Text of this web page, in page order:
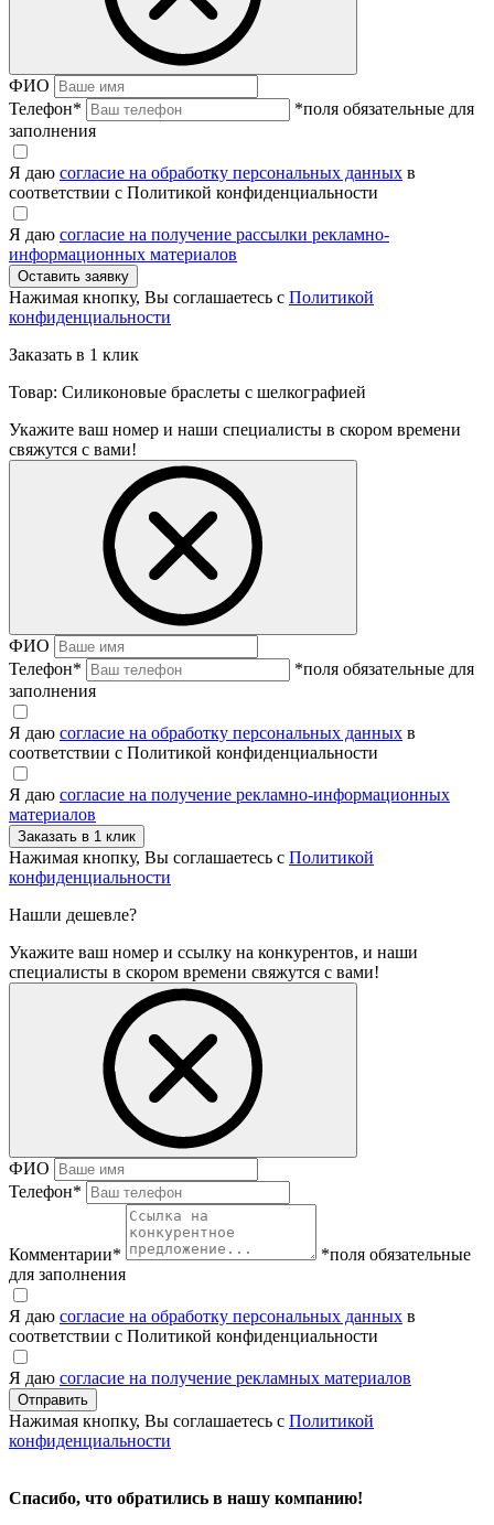
ФИО
Телефон*
*поля обязательные для
заполнения
Я даю согласие на обработку персональных данных в
соответствии с Политикой конфиденциальности
Я даю согласие на получение рассылки рекламно-
информационных материалов
Нажимая кнопку, Вы соглашаетесь с Политикой
конфиденциальности
Заказать в 1 клик
Товар: Силиконовые браслеты с шелкографией
Укажите ваш номер и наши специалисты в скором времени
свяжутся с вами!
ФИО
Телефон*
*поля обязательные для
заполнения
Я даю согласие на обработку персональных данных в
соответствии с Политикой конфиденциальности
Я даю согласие на получение рекламно-информационных
материалов
Нажимая кнопку, Вы соглашаетесь с Политикой
конфиденциальности
Нашли дешевле?
Укажите ваш номер и ссылку на конкурентов, и наши
специалисты в скором времени свяжутся с вами!
ФИО
Телефон*
Комментарии*
*поля обязательные
для заполнения
Я даю согласие на обработку персональных данных в
соответствии с Политикой конфиденциальности
Я даю согласие на получение рекламных материалов
Нажимая кнопку, Вы соглашаетесь с Политикой
конфиденциальности
Спасибо, что обратились в нашу компанию!